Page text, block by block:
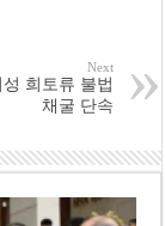
Next
희토류 불법
채굴 단속